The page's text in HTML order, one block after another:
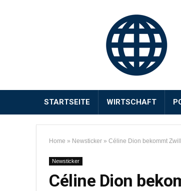
STARTSEITE WIRTSCHAFT
Home » Newsticker » Céline Dion bekommt
Newsticker
Céline Dion